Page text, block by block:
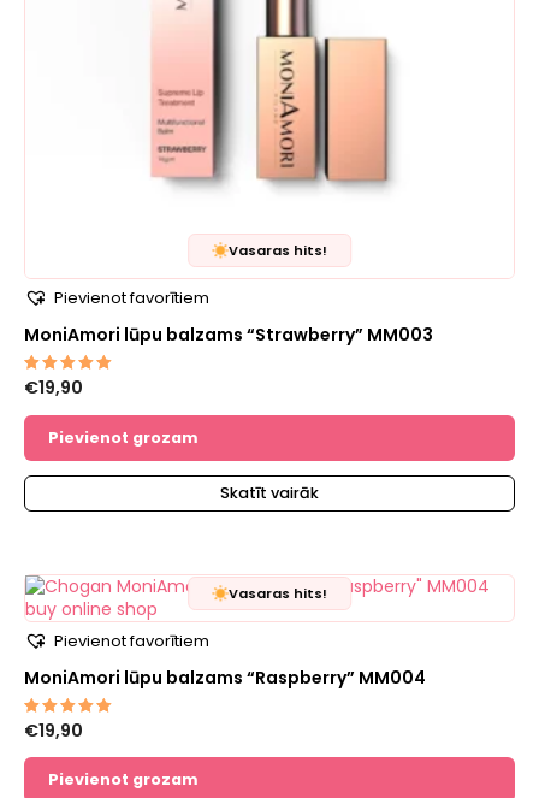
Vasaras hits!
Pievienot favorītiem
MoniAmori lūpu balzams “Strawberry” MM003
Novērtēts
ar
5.00
€19,90
Pievienot grozam
Skatīt vairāk
Vasaras hits!
Pievienot favorītiem
MoniAmori lūpu balzams “Raspberry” MM004
Novērtēts
ar
5.00
€19,90
Pievienot grozam